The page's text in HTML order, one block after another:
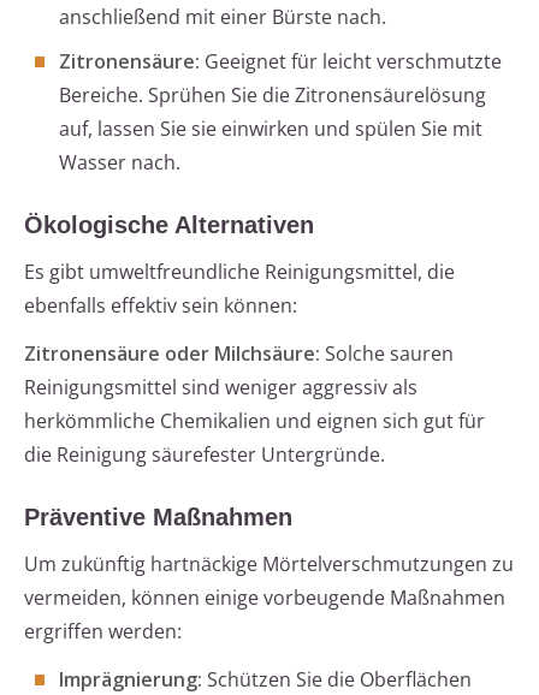
anschließend mit einer Bürste nach.
Zitronensäure: Geeignet für leicht verschmutzte
Bereiche. Sprühen Sie die Zitronensäurelösung
auf, lassen Sie sie einwirken und spülen Sie mit
Wasser nach.
Ökologische Alternativen
Es gibt umweltfreundliche Reinigungsmittel, die
ebenfalls effektiv sein können:
Zitronensäure oder Milchsäure: Solche sauren
Reinigungsmittel sind weniger aggressiv als
herkömmliche Chemikalien und eignen sich gut für
die Reinigung säurefester Untergründe.
Präventive Maßnahmen
Um zukünftig hartnäckige Mörtelverschmutzungen zu
vermeiden, können einige vorbeugende Maßnahmen
ergriffen werden:
Imprägnierung: Schützen Sie die Oberflächen